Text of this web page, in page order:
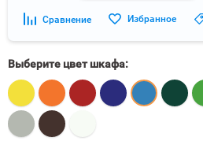
Сравнение Избранное
Выберите цвет шкафа: